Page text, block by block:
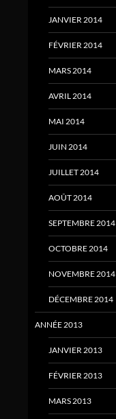
JANVIER 2014
FÉVRIER 2014
MARS 2014
AVRIL 2014
MAI 2014
JUIN 2014
JUILLET 2014
AOÛT 2014
SEPTEMBRE 2014
OCTOBRE 2014
NOVEMBRE 2014
DÉCEMBRE 2014
ANNÉE 2013
JANVIER 2013
FÉVRIER 2013
MARS 2013